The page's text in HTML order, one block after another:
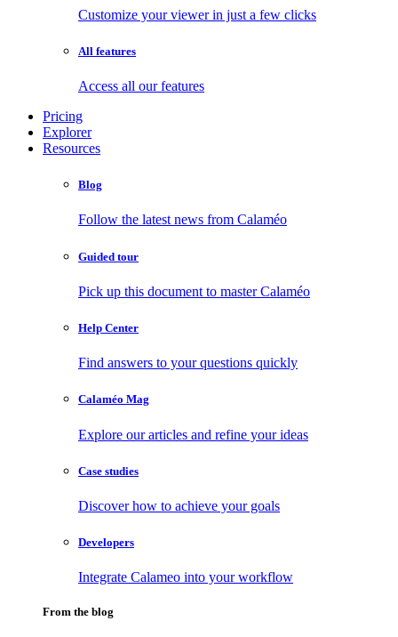
Customize your viewer in just a few clicks
All features
Access all our features
Pricing
Explorer
Resources
Blog
Follow the latest news from Calaméo
Guided tour
Pick up this document to master Calaméo
Help Center
Find answers to your questions quickly
Calaméo Mag
Explore our articles and refine your ideas
Case studies
Discover how to achieve your goals
Developers
Integrate Calameo into your workflow
From the blog